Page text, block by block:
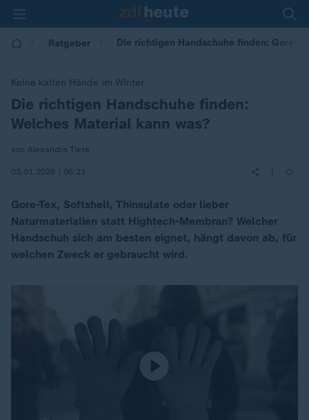
Ratgeber Die richtigen Handschuhe finden: Gore-
Keine kalten Hände im Winter
:Die richtigen Handschuhe finden:
Welches Material kann was?
von Alexandra Tiete
03.01.2026 | 06:21
Gore-Tex, Softshell, Thinsulate oder lieber
Naturmaterialien statt Hightech-Membran? Welcher
Handschuh sich am besten eignet, hängt davon ab, für
welchen Zweck er gebraucht wird.